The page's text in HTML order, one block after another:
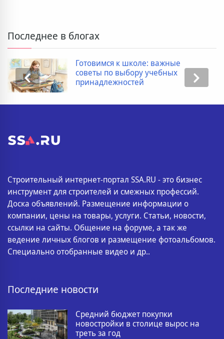
Последнее в блогах
Готовимся к школе: важные
советы по выбору учебных
принадлежностей
Строительный интернет-портал SSA.RU - это бизнес
инструмент для строителей и смежных профессий.
Доска объявлений. Размещение информации о
компании, цены на товары, услуги. Статьи, новости,
ссылки на сайты. Общение на форуме, а так же
ведение личных блогов и размещение фотоальбомов.
Специально отобранные видео и др..
Последние новости
Средний бюджет покупки
новостройки в столице вырос на
треть за год